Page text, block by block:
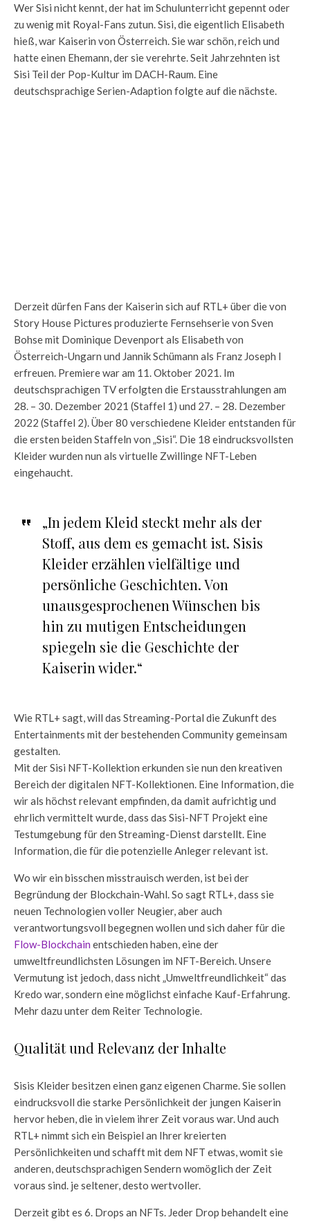
Wer Sisi nicht kennt, der hat im Schulunterricht gepennt oder
zu wenig mit Royal-Fans zutun. Sisi, die eigentlich Elisabeth
hieß, war Kaiserin von Österreich. Sie war schön, reich und
hatte einen Ehemann, der sie verehrte. Seit Jahrzehnten ist
Sisi Teil der Pop-Kultur im DACH-Raum. Eine
deutschsprachige Serien-Adaption folgte auf die nächste.
Derzeit dürfen Fans der Kaiserin sich auf RTL+ über die von
Story House Pictures produzierte Fernsehserie von Sven
Bohse mit Dominique Devenport als Elisabeth von
Österreich-Ungarn und Jannik Schümann als Franz Joseph I
erfreuen. Premiere war am 11. Oktober 2021. Im
deutschsprachigen TV erfolgten die Erstausstrahlungen am
28. – 30. Dezember 2021 (Staffel 1) und 27. – 28. Dezember
2022 (Staffel 2). Über 80 verschiedene Kleider entstanden für
die ersten beiden Staffeln von „Sisi“. Die 18 eindrucksvollsten
Kleider wurden nun als virtuelle Zwillinge NFT-Leben
eingehaucht.
„In jedem Kleid steckt mehr als der
Stoff, aus dem es gemacht ist. Sisis
Kleider erzählen vielfältige und
persönliche Geschichten. Von
unausgesprochenen Wünschen bis
hin zu mutigen Entscheidungen
spiegeln sie die Geschichte der
Kaiserin wider.“
Wie RTL+ sagt, will das Streaming-Portal die Zukunft des
Entertainments mit der bestehenden Community gemeinsam
gestalten.
Mit der Sisi NFT-Kollektion erkunden sie nun den kreativen
Bereich der digitalen NFT-Kollektionen. Eine Information, die
wir als höchst relevant empfinden, da damit aufrichtig und
ehrlich vermittelt wurde, dass das Sisi-NFT Projekt eine
Testumgebung für den Streaming-Dienst darstellt. Eine
Information, die für die potenzielle Anleger relevant ist.
Wo wir ein bisschen misstrauisch werden, ist bei der
Begründung der Blockchain-Wahl. So sagt RTL+, dass sie
neuen Technologien voller Neugier, aber auch
verantwortungsvoll begegnen wollen und sich daher für die
Flow-Blockchain entschieden haben, eine der
umweltfreundlichsten Lösungen im NFT-Bereich. Unsere
Vermutung ist jedoch, dass nicht „Umweltfreundlichkeit“ das
Kredo war, sondern eine möglichst einfache Kauf-Erfahrung.
Mehr dazu unter dem Reiter Technologie.
Qualität und Relevanz der Inhalte
Sisis Kleider besitzen einen ganz eigenen Charme. Sie sollen
eindrucksvoll die starke Persönlichkeit der jungen Kaiserin
hervor heben, die in vielem ihrer Zeit voraus war. Und auch
RTL+ nimmt sich ein Beispiel an Ihrer kreierten
Persönlichkeiten und schafft mit dem NFT etwas, womit sie
anderen, deutschsprachigen Sendern womöglich der Zeit
voraus sind. je seltener, desto wertvoller.
Derzeit gibt es 6. Drops an NFTs. Jeder Drop behandelt eine